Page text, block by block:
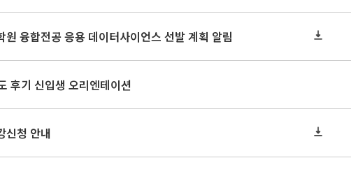
융합전공 응용 데이터사이언스 선발 계획 알림
후기 신입생 오리엔테이션
신청 안내